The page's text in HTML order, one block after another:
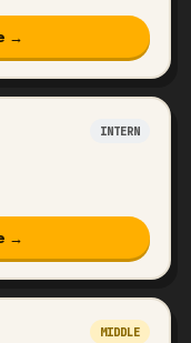
→
INTERN
→
MIDDLE